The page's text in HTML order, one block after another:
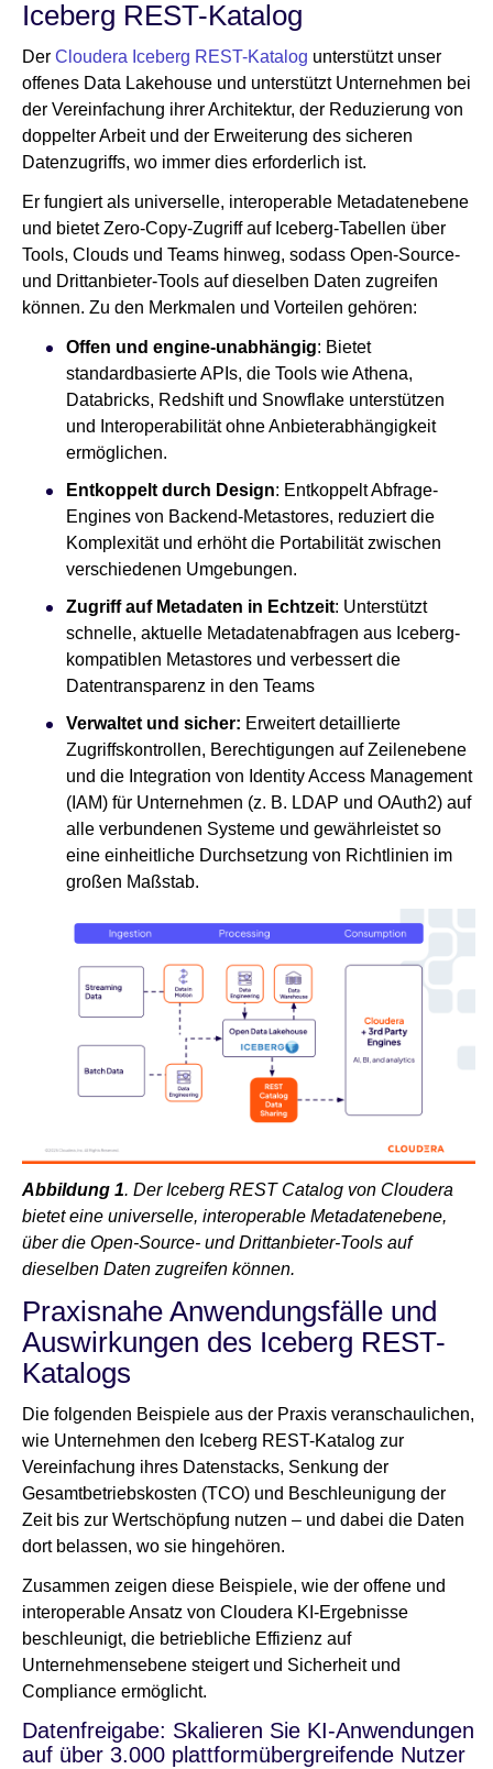
Iceberg REST-Katalog
Der Cloudera Iceberg REST-Katalog unterstützt unser
offenes Data Lakehouse und unterstützt Unternehmen bei
der Vereinfachung ihrer Architektur, der Reduzierung von
doppelter Arbeit und der Erweiterung des sicheren
Datenzugriffs, wo immer dies erforderlich ist.
Er fungiert als universelle, interoperable Metadatenebene
und bietet Zero-Copy-Zugriff auf Iceberg-Tabellen über
Tools, Clouds und Teams hinweg, sodass Open-Source-
und Drittanbieter-Tools auf dieselben Daten zugreifen
können. Zu den Merkmalen und Vorteilen gehören:
Offen und engine-unabhängig: Bietet
standardbasierte APIs, die Tools wie Athena,
Databricks, Redshift und Snowflake unterstützen
und Interoperabilität ohne Anbieterabhängigkeit
ermöglichen.
Entkoppelt durch Design: Entkoppelt Abfrage-
Engines von Backend-Metastores, reduziert die
Komplexität und erhöht die Portabilität zwischen
verschiedenen Umgebungen.
Zugriff auf Metadaten in Echtzeit: Unterstützt
schnelle, aktuelle Metadatenabfragen aus Iceberg-
kompatiblen Metastores und verbessert die
Datentransparenz in den Teams
Verwaltet und sicher: Erweitert detaillierte
Zugriffskontrollen, Berechtigungen auf Zeilenebene
und die Integration von Identity Access Management
(IAM) für Unternehmen (z. B. LDAP und OAuth2) auf
alle verbundenen Systeme und gewährleistet so
eine einheitliche Durchsetzung von Richtlinien im
großen Maßstab.
Abbildung 1. Der Iceberg REST Catalog von Cloudera
bietet eine universelle, interoperable Metadatenebene,
über die Open-Source- und Drittanbieter-Tools auf
dieselben Daten zugreifen können.
Praxisnahe Anwendungsfälle und
Auswirkungen des Iceberg REST-
Katalogs
Die folgenden Beispiele aus der Praxis veranschaulichen,
wie Unternehmen den Iceberg REST-Katalog zur
Vereinfachung ihres Datenstacks, Senkung der
Gesamtbetriebskosten (TCO) und Beschleunigung der
Zeit bis zur Wertschöpfung nutzen – und dabei die Daten
dort belassen, wo sie hingehören.
Zusammen zeigen diese Beispiele, wie der offene und
interoperable Ansatz von Cloudera KI-Ergebnisse
beschleunigt, die betriebliche Effizienz auf
Unternehmensebene steigert und Sicherheit und
Compliance ermöglicht.
Datenfreigabe: Skalieren Sie KI-Anwendungen
auf über 3.000 plattformübergreifende Nutzer